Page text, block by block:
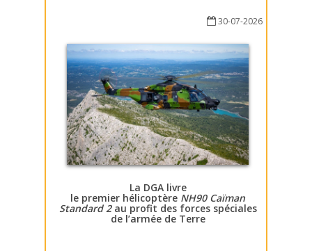
30-07-2026
La DGA livre
le premier hélicoptère NH90 Caïman
Standard 2au profit des forces spéciales
de l’armée de Terre